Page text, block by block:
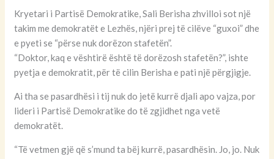
Kryetari i Partisë Demokratike, Sali Berisha zhvilloi sot një
takim me demokratët e Lezhës, njëri prej të cilëve “guxoi” dhe
e pyeti se “përse nuk dorëzon stafetën”.
“Doktor, kaq e vështirë është të dorëzosh stafetën?”, ishte
pyetja e demokratit, për të cilin Berisha e pati një përgjigje.
Ai tha se pasardhësi i tij nuk do jetë kurrë djali apo vajza, por
lideri i Partisë Demokratike do të zgjidhet nga vetë
demokratët.
“Të vetmen gjë që s’mund ta bëj kurrë, pasardhësin. Jo, jo. Nuk